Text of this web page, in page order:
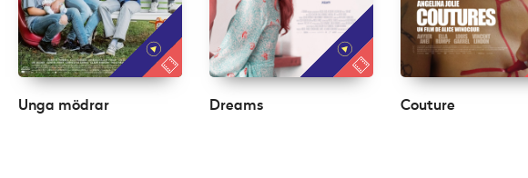
Unga mödrar Dreams Couture